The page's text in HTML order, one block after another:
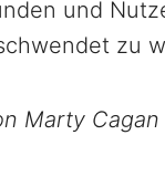
und
zu
Marty